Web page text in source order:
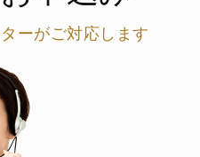
ーがご対応します